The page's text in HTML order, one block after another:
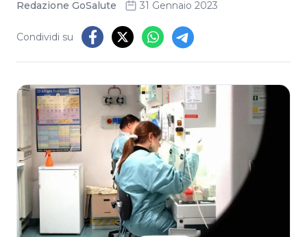
Redazione GoSalute 31 Gennaio 2023
Condividi su